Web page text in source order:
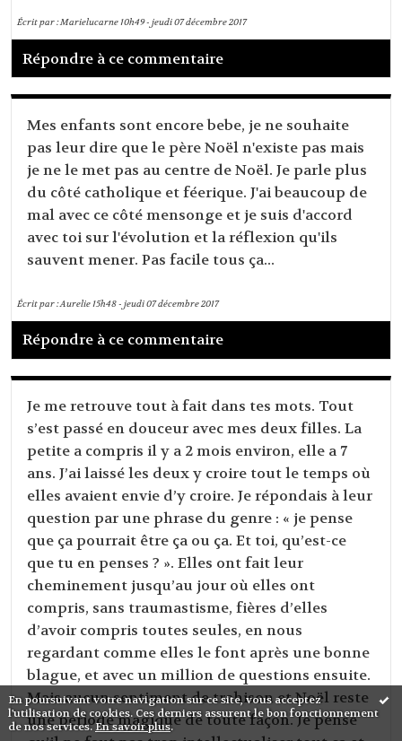
En poursuivant votre navigation sur ce site, vous acceptez
l'utilisation de cookies. Ces derniers assurent le bon fonctionnement
de nos services.En savoir plus.
Écrit par :Marielucarne10h49-jeudi 07décembre 2017
Répondre à ce commentaire
Mes enfants sont encore bebe, je ne souhaite
pas leur dire que le père Noël n'existe pas mais
je ne le met pas au centre de Noël. Je parle plus
du côté catholique et féerique. J'ai beaucoup de
mal avec ce côté mensonge et je suis d'accord
avec toi sur l'évolution et la réflexion qu'ils
sauvent mener. Pas facile tous ça...
Écrit par :Aurelie15h48-jeudi 07décembre 2017
Répondre à ce commentaire
Je me retrouve tout à fait dans tes mots. Tout
s’est passé en douceur avec mes deux filles. La
petite a compris il y a 2 mois environ, elle a 7
ans. J’ai laissé les deux y croire tout le temps où
elles avaient envie d’y croire. Je répondais à leur
question par une phrase du genre : « je pense
que ça pourrait être ça ou ça. Et toi, qu’est-ce
que tu en penses ? ». Elles ont fait leur
cheminement jusqu’au jour où elles ont
compris, sans traumastisme, fières d’elles
d’avoir compris toutes seules, en nous
regardant comme elles le font après une bonne
blague, et avec un million de questions ensuite.
Mais aucun sentiment de trahison et Noël reste
une période magique de toute façon. Je pense